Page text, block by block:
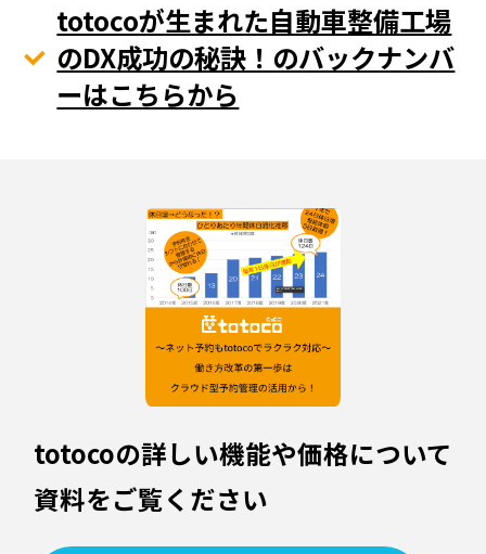
totocoが生まれた自動車整備工場
のDX成功の秘訣！のバックナンバ
ーはこちらから
totocoの詳しい機能や価格について
資料をご覧ください